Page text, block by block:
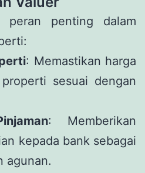
peran penting dalam
: Memastikan harga
sesuai dengan
: Memberikan
kepada bank sebagai
agunan.